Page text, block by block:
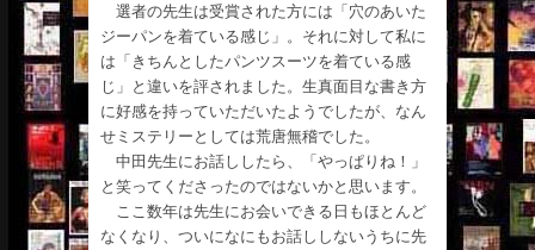
選者の先生は受賞された方には「穴のあいた
ジーパンを着ている感じ」。それに対して私に
は「きちんとしたパンツスーツを着ている感
じ」と違いを評されました。生真面目な書き方
に好感を持っていただいたようでしたが、なん
せミステリーとしては荒唐無稽でした。
中田先生にお話ししたら、「やっぱりね！」
と笑ってくださったのではないかと思います。
ここ数年は先生にお会いできる日もほとんど
なくなり、ついになにもお話ししないうちに先